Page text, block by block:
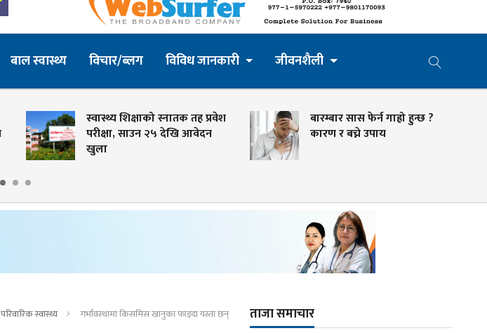
बाल स्वास्थ्य विचार/ब्लग विविध जानकारी जीवनशैली
स्वास्थ्य शिक्षाको स्नातक तह प्रवेश
परीक्षा, साउन २५ देखि आवेदन
खुला
बारम्बार सास फेर्न गाह्रो हुन्छ ?
कारण र बच्ने उपाय
परिवारिक स्वास्थ्य गर्भावस्थामा किसमिस खानुका फाइदा यस्ता छन् ताजा समाचार